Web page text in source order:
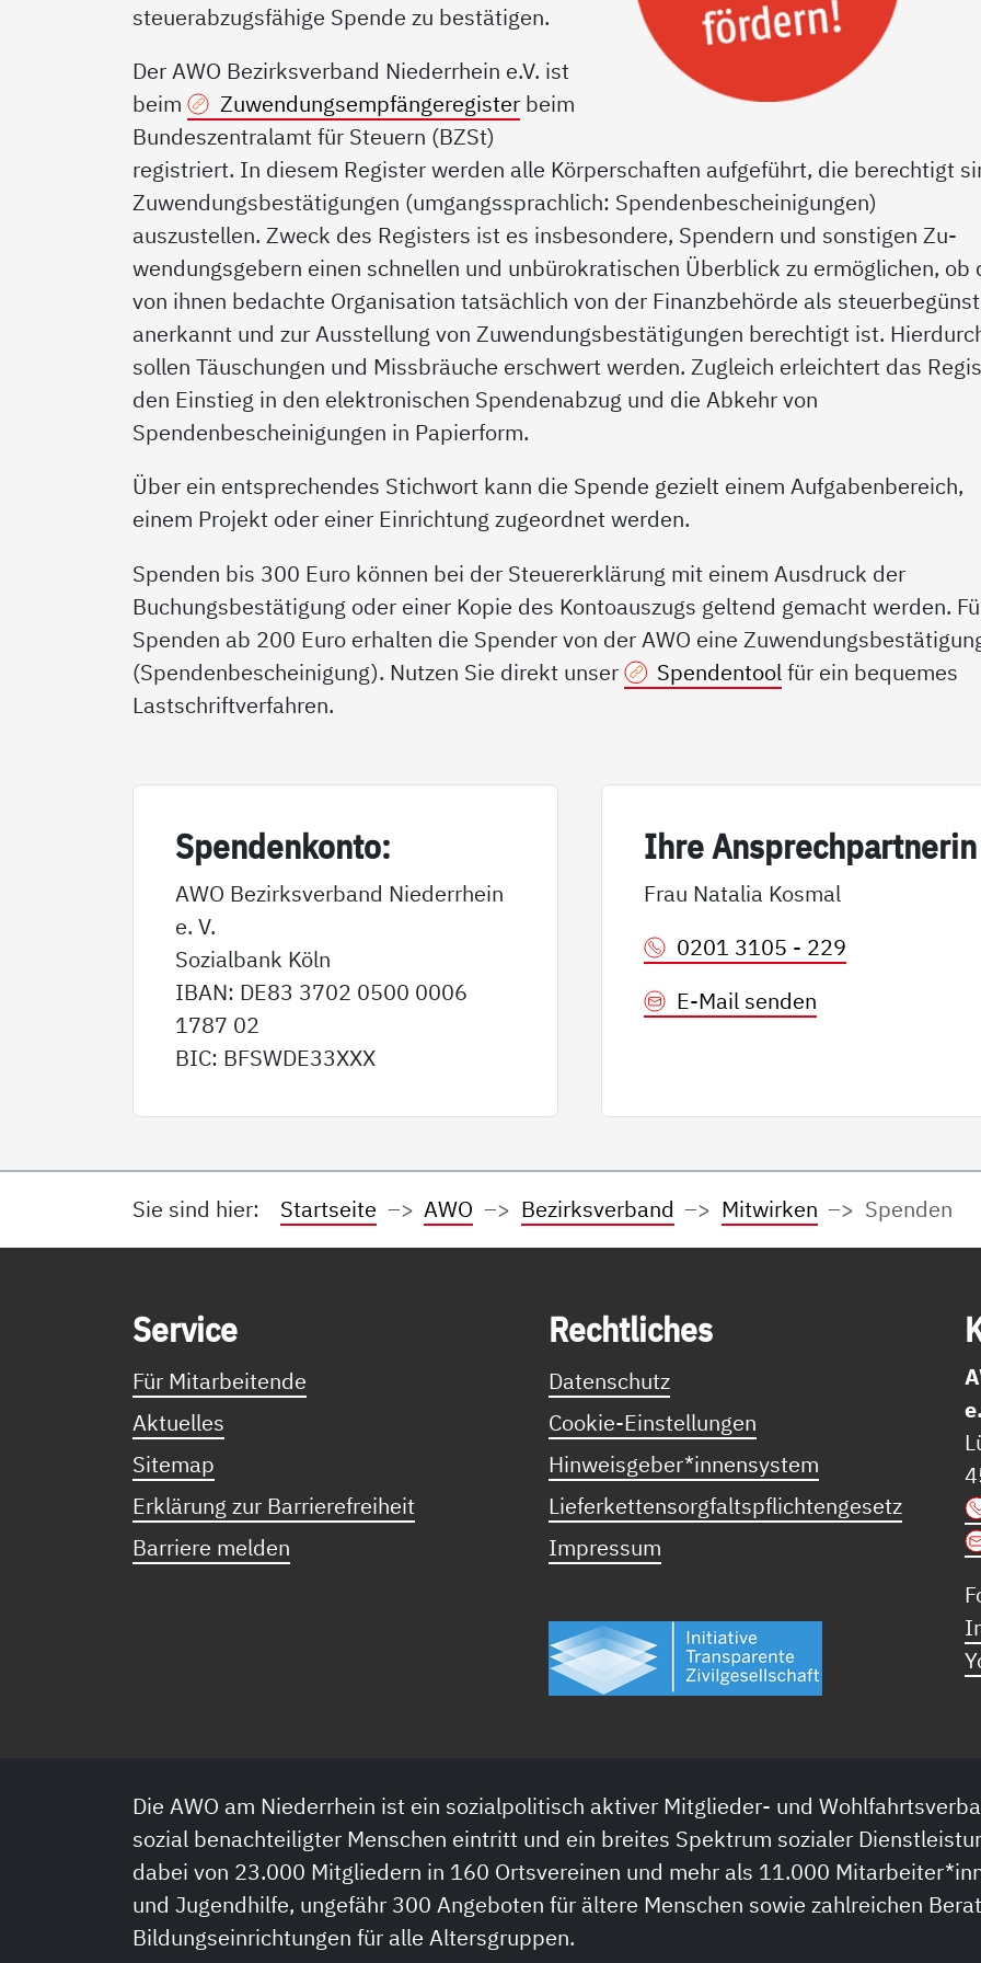
steuerabzugsfähige Spende zu bestätigen.
Der AWO Bezirksverband Niederrhein e.V. ist
beim
Zuwendungsempfängeregister beim
Bundeszentralamt für Steuern (BZSt)
registriert. In diesem Register werden alle Körperschaften aufgeführt, die berechtigt
Zuwen­dungsbestätigungen (umgangssprachlich: Spendenbescheinigungen)
auszustellen. Zweck des Registers ist es insbesondere, Spendern und sonstigen Zu­
wendungsgebern einen schnellen und unbürokratischen Überblick zu ermöglichen, ob
von ihnen bedachte Organisation tatsächlich von der Finanzbehörde als
anerkannt und zur Ausstellung von Zuwendungsbestätigungen berechtigt ist.
sollen Täu­schungen und Missbräuche erschwert werden. Zugleich erleichtert das
den Einstieg in den elektronischen Spendenabzug und die Abkehr von
Spendenbescheinigungen in Papierform.
Über ein entsprechendes Stichwort kann die Spende gezielt einem Aufgabenbereich,
einem Projekt oder einer Einrichtung zugeordnet werden.
Spenden bis 300 Euro können bei der Steuererklärung mit einem Ausdruck der
Buchungsbestätigung oder einer Kopie des Kontoauszugs geltend gemacht werden.
Spenden ab 200 Euro erhalten die Spender von der AWO eine
(Spendenbescheinigung). Nutzen Sie direkt unser
Spendentoolfür ein bequemes
Lastschriftverfahren.
Spen­den­kon­to:
AWO Bezirksverband Niederrhein
e. V.
Sozialbank Köln
IBAN: DE83 3702 0500 0006
1787 02
BIC: BFSWDE33XXX
Ih­re An­sp­rech­part­ne­rin
Frau Natalia Kosmal
0201 3105 - 229
E-Mail senden
Sie sind hier: Startseite AWO Bezirksverband Mitwirken Spenden
Ser­vice
Für Mitarbeitende
Aktuelles
Sitemap
Erklärung zur Barrierefreiheit
Barriere melden
Recht­li­ches
Datenschutz
Cookie-Einstellungen
Hinweisgeber*innensystem
Lieferkettensorgfaltspflichtengesetz
Impressum
Die AWO am Niederrhein ist ein sozialpolitisch aktiver Mitglieder- und
sozial benachteiligter Menschen eintritt und ein breites Spektrum sozialer
dabei von 23.000 Mitgliedern in 160 Ortsvereinen und mehr als 11.000
und Jugendhilfe, ungefähr 300 Angeboten für ältere Menschen sowie zahlreichen
Bildungseinrichtungen für alle Altersgruppen.